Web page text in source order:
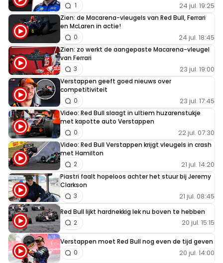
24 jul. 19:25
1
Zien: de Macarena-vleugels van Red Bull, Ferrari
en McLaren in actie!
24 jul. 18:45
0
Zien: zo werkt de aangepaste Macarena-vleugel
van Ferrari
23 jul. 19:00
3
Verstappen geeft goed nieuws over
competitiviteit
23 jul. 17:45
0
Video: Red Bull slaagt in ultiem huzarenstukje
met kapotte auto Verstappen
22 jul. 07:30
0
Video: Red Bull Verstappen krijgt vleugels in crash
met Hamilton
21 jul. 14:20
2
Piastri faalt hopeloos achter het stuur bij Jeremy
Clarkson
21 jul. 08:45
3
Red Bull lijkt hardnekkig lek nu boven te hebben
20 jul. 15:15
2
Verstappen moet Red Bull nog even de tijd geven
20 jul. 14:00
0